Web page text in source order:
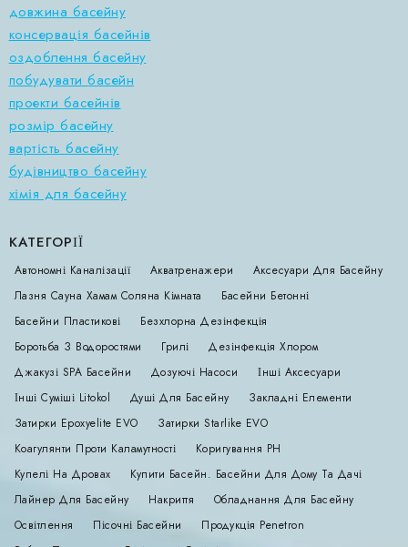
довжина басейну
консервація басейнів
оздоблення басейну
побудувати басейн
проекти басейнів
розмір басейну
вартість басейну
будівництво басейну
хімія для басейну
КАТЕГОРІЇ
Автономні Каналізації Акватренажери
Аксесуари Для Басейну
Лазня Сауна Хамам Соляна Кімната
Басейни Бетонні
Басейни Пластикові
Безхлорна Дезінфекція
Боротьба З Водоростями
Грилі
Дезінфекція Хлором
Джакузі SPA Басейни
Дозуючі Насоси
Інші Аксесуари
Інші Суміші Litokol
Душі Для Басейну
Закладні Елементи
Затирки Epoxyelite EVO
Затирки Starlike EVO
Коагулянти Проти Каламутності
Коригування РН
Купелі На Дровах
Купити Басейн. Басейни Для Дому Та Дачі
Лайнер Для Басейну
Накриття
Обладнання Для Басейну
Освітлення
Пісочні Басейни
Продукція Penetron